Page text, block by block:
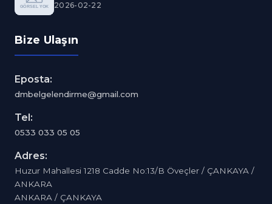
2026-02-22
Bize Ulaşın
Eposta:
dmbelgelendirme@gmail.com
Tel:
0533 033 05 05
Adres:
Huzur Mahallesi 1218 Cadde No:13/B Öveçler / ÇANKAYA /
ANKARA
ANKARA / ÇANKAYA